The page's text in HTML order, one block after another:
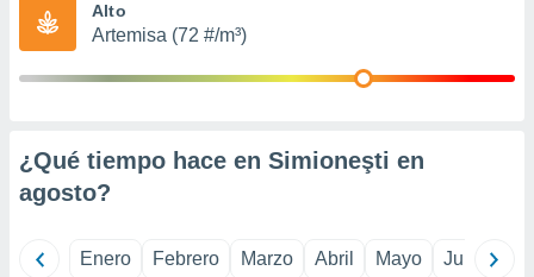
de
un
o acceder
datos
perfiles
Alto
Artemisa (72 #/m³)
¿Qué tiempo hace en Simioneşti en
agosto?
Enero Febrero Marzo Abril Mayo Junio